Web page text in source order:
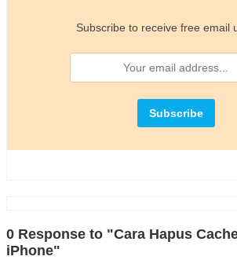
Subscribe to receive free email
0 Response to "Cara Hapus
iPhone"